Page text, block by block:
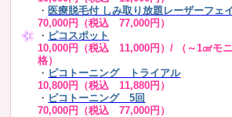
・ 医療脱毛付 しみ取り放題レーザーフェ
70,000円（税込 77,000円）
・ ピコスポット
10,000円（税込 11,000円）/ （～1㎠モ
格）
・ ピコトーニング トライアル
10,800円（税込 11,880円）
・ ピコトーニング 5回
70,000円（税込 77,000円）